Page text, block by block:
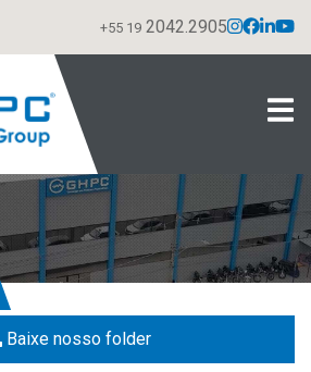
+55 19 2042.2905
Baixe nosso folder